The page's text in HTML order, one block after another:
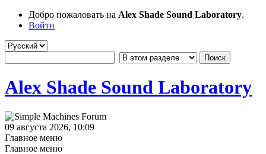
Добро пожаловать на Alex Shade Sound Laboratory.
Войти
Alex Shade Sound Laboratory
09 августа 2026, 10:09
Главное меню
Главное меню